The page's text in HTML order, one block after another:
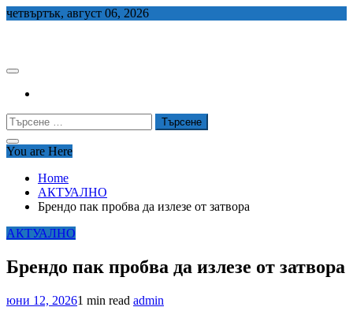
Skip
четвъртък, август 06, 2026
Търсене
за:
You are Here
Home
АКТУАЛНО
Брендо пак пробва да излезе от затвора
АКТУАЛНО
Брендо пак пробва да излезе от затвора
юни 12, 20261 min read admin